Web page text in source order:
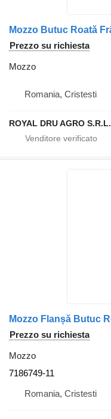
Prezzo su richiesta
Mozzo
Romania, Cristesti
ROYAL DRU AGRO S.R.L.
Prezzo su richiesta
Mozzo
7186749-11
Romania, Cristesti